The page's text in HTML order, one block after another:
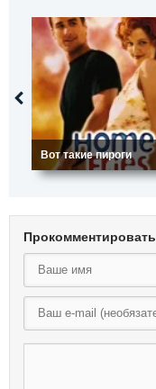
Вот такие пироги
Прокомментировать